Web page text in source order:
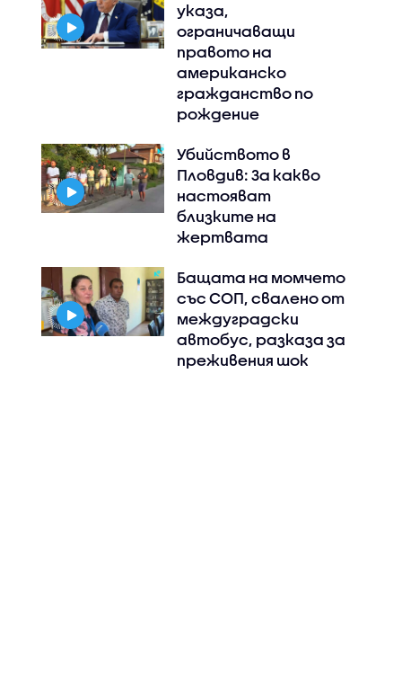
указа,
ограничаващи
правото на
американско
гражданство по
рождение
Убийството в
Пловдив: За какво
настояват
близките на
жертвата
Бащата на момчето
със СОП, свалено от
междуградски
автобус, разказа за
преживения шок